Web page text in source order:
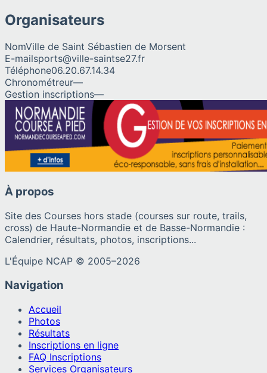
Organisateurs
NomVille de Saint Sébastien de Morsent
E-mailsports@ville-saintse27.fr
Téléphone06.20.67.14.34
Chronométreur—
Gestion inscriptions—
À propos
Site des Courses hors stade (courses sur route, trails,
cross) de Haute-Normandie et de Basse-Normandie :
Calendrier, résultats, photos, inscriptions...
L'Équipe NCAP © 2005–2026
Navigation
Accueil
Photos
Résultats
Inscriptions en ligne
FAQ Inscriptions
Services Organisateurs